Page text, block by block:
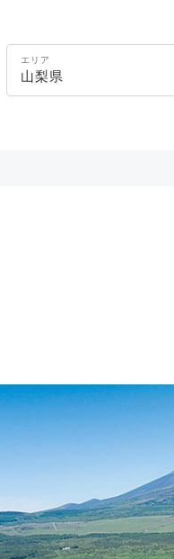
エリア
山梨県